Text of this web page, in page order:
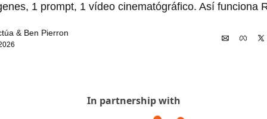
1 prompt, 1 vídeo cinematógráfico. Así funciona
& Ben Pierron
In partnership with